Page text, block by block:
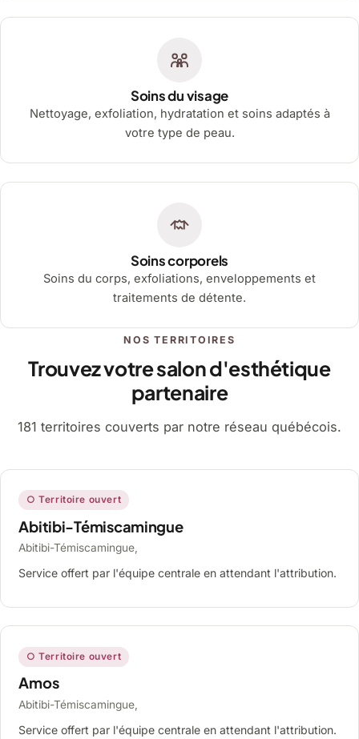
Soins du visage
Nettoyage, exfoliation, hydratation et soins adaptés à
votre type de peau.
Soins corporels
Soins du corps, exfoliations, enveloppements et
traitements de détente.
NOS TERRITOIRES
Trouvez votre salon d'esthétique
partenaire
181 territoires couverts par notre réseau québécois.
○ Territoire ouvert
Abitibi-Témiscamingue
Abitibi-Témiscamingue,
Service offert par l'équipe centrale en attendant l'attribution.
○ Territoire ouvert
Amos
Abitibi-Témiscamingue,
Service offert par l'équipe centrale en attendant l'attribution.